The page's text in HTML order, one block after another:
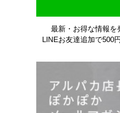
最新・お得な情報を
LINEお友達追加で500